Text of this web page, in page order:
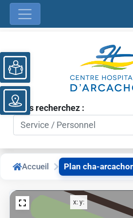
Vous recherchez :
Ouvrir la barre
Accueil Plan cha-
x:y: